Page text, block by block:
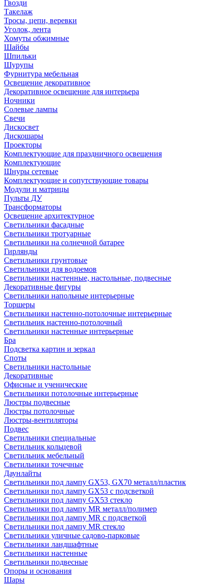
Гвозди
Такелаж
Тросы, цепи, веревки
Уголок, лента
Хомуты обжимные
Шайбы
Шпильки
Шурупы
Фурнитура мебельная
Освещение декоративное
Декоративное освещение для интерьера
Ночники
Солевые лампы
Свечи
Дискосвет
Дискошары
Проекторы
Комплектующие для праздничного освещения
Комплектующие
Шнуры сетевые
Комплектующие и сопутствующие товары
Модули и матрицы
Пульты ДУ
Трансформаторы
Освещение архитектурное
Светильники фасадные
Светильники тротуарные
Светильники на солнечной батарее
Гирлянды
Светильники грунтовые
Светильники для водоемов
Светильники настенные, настольные, подвесные
Декоративные фигуры
Светильники напольные интерьерные
Торшеры
Светильники настенно-потолочные интерьерные
Светильник настенно-потолочный
Светильники настенные интерьерные
Бра
Подсветка картин и зеркал
Споты
Светильники настольные
Декоративные
Офисные и ученические
Светильники потолочные интерьерные
Люстры подвесные
Люстры потолочные
Люстры-вентиляторы
Подвес
Светильники специальные
Светильник кольцевой
Светильник мебельный
Светильники точечные
Даунлайты
Светильники под лампу GX53, GX70 металл/пластик
Светильники под лампу GX53 с подсветкой
Светильники под лампу GX53 стекло
Светильники под лампу MR металл/полимер
Светильники под лампу MR с подсветкой
Светильники под лампу MR стекло
Светильники уличные садово-парковые
Светильники ландшафтные
Светильники настенные
Светильники подвесные
Опоры и основания
Шары